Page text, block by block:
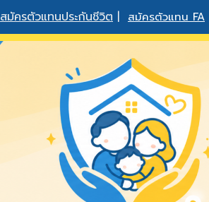
สมัครตัวแทนประกันชีวิต สมัครตัวแทน FA